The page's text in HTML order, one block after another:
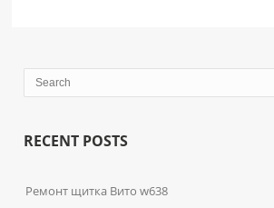
RECENT POSTS
Ремонт щитка Вито w638